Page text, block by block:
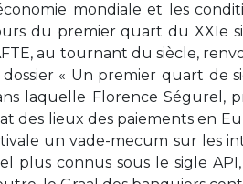
mondiale et les
du premier quart du XXIe
au tournant du siècle,
dossier « Un premier quart de
laquelle Florence Ségurel,
des lieux des paiements en
un vade-mecum sur les
plus connus sous le sigle